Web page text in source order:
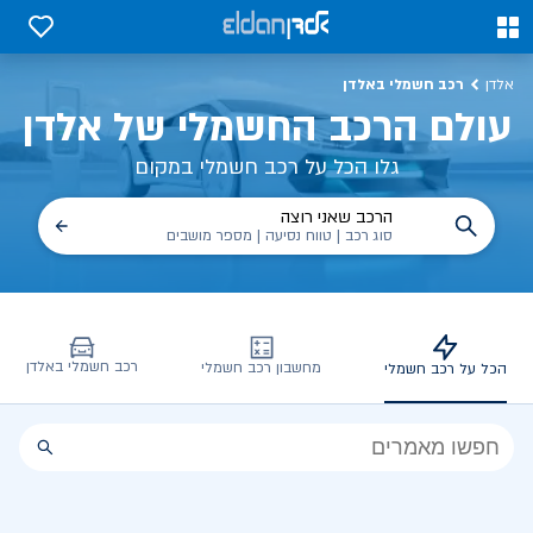
0
0
אלדן רכב חשמלי באלדן
עולם הרכב החשמלי של אלדן
גלו הכל על רכב חשמלי במקום
הרכב שאני רוצה
סוג רכב | טווח נסיעה | מספר מושבים
הכל על רכב חשמלי מחשבון רכב חשמלי רכב חשמלי באלדן
הכל
הכל על רכב חשמלי, שימושים, טכנולוגיה וכל מה שכדי לדעת | אלדן